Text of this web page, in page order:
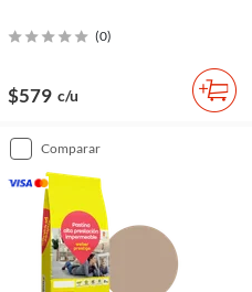
(0)
$579 c/u
comparar